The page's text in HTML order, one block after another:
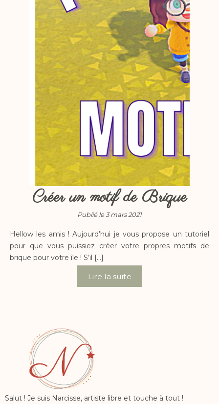
Créer un motif de Brique
Publié le 3 mars 2021
Hellow les amis ! Aujourd’hui je vous propose un tutoriel
pour que vous puissiez créer votre propres motifs de
brique pour votre île ! S’il […]
Lire la suite
Salut ! Je suis Narcisse, artiste libre et touche à tout !